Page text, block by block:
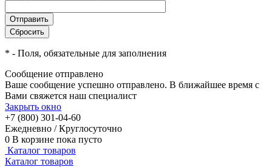
* - Поля, обязательные для заполнения
Сообщение отправлено
Ваше сообщение успешно отправлено. В ближайшее время с
Вами свяжется наш специалист
Закрыть окно
+7 (800) 301-04-60
Ежедневно / Круглосуточно
0 В корзине пока пусто
Каталог товаров
Каталог товаров